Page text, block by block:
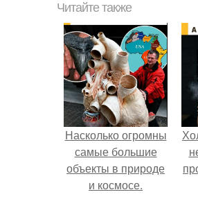
Читайте также
Насколько огромны
самые большие
объекты в природе
и космосе.